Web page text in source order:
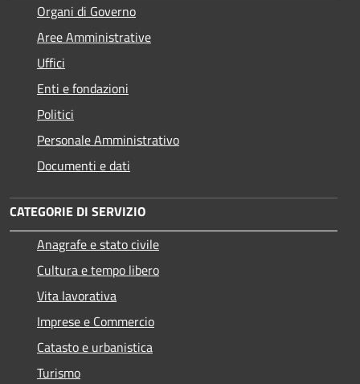
Organi di Governo
Aree Amministrative
Uffici
Enti e fondazioni
Politici
Personale Amministrativo
Documenti e dati
CATEGORIE DI SERVIZIO
Anagrafe e stato civile
Cultura e tempo libero
Vita lavorativa
Imprese e Commercio
Catasto e urbanistica
Turismo